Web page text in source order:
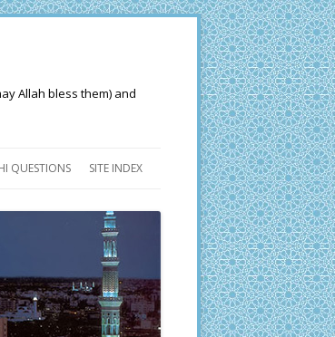
Allah bless them) and
QUESTIONS SITE INDEX